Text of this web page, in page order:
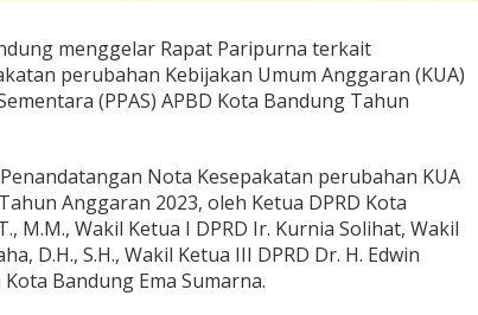
menggelar Rapat Paripurna terkait
perubahan Kebijakan Umum Anggaran (KUA)
(PPAS) APBD Kota Bandung Tahun
Nota Kesepakatan perubahan KUA
Anggaran 2023, oleh Ketua DPRD Kota
M.M., Wakil Ketua I DPRD Ir. Kurnia Solihat, Wakil
D.H., S.H., Wakil Ketua III DPRD Dr. H. Edwin
Kota Bandung Ema Sumarna.